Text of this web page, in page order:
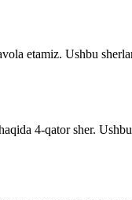
etamiz. Ushbu
4-qator sher.